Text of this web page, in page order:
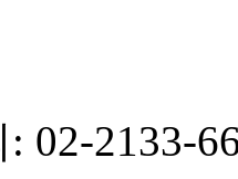
02-2133-